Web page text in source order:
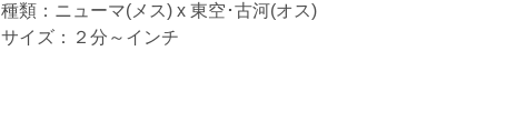
種類：ニューマ(メス) x 東空･古河(オス)
サイズ：２分～インチ